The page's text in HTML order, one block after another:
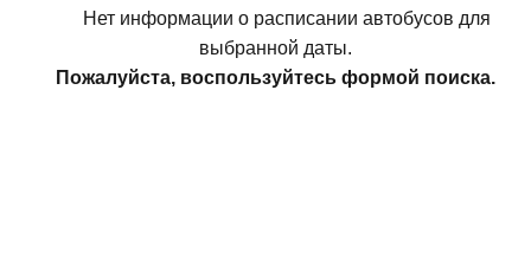
Нет информации о расписании автобусов для
выбранной даты.
Пожалуйста, воспользуйтесь формой поиска.